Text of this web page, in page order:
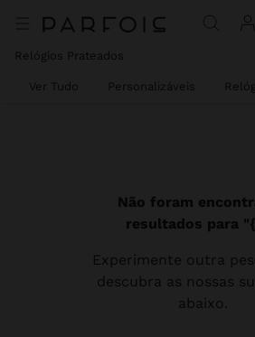
Relógios Prateados
Ver Tudo Personalizáveis
Não foram
resultados para
Experimente outra
descubra as nossas
abaixo.